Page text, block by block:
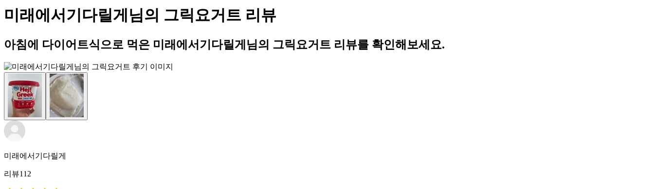
미래에서기다릴게님의 그릭요거트 리뷰
아침에 다이어트식으로 먹은 미래에서기다릴게님의 그릭요거트 리뷰를 확인해보세요.
미래에서기다릴게
리뷰112